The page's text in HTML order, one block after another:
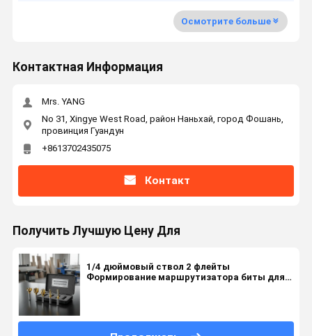
Осмотрите больше
Контактная Информация
Mrs. YANG
No 31, Xingye West Road, район Наньхай, город Фошань,
провинция Гуандун
+8613702435075
Контакт
Получить Лучшую Цену Для
1/4 дюймовый ствол 2 флейты
Формирование маршрутизатора биты для